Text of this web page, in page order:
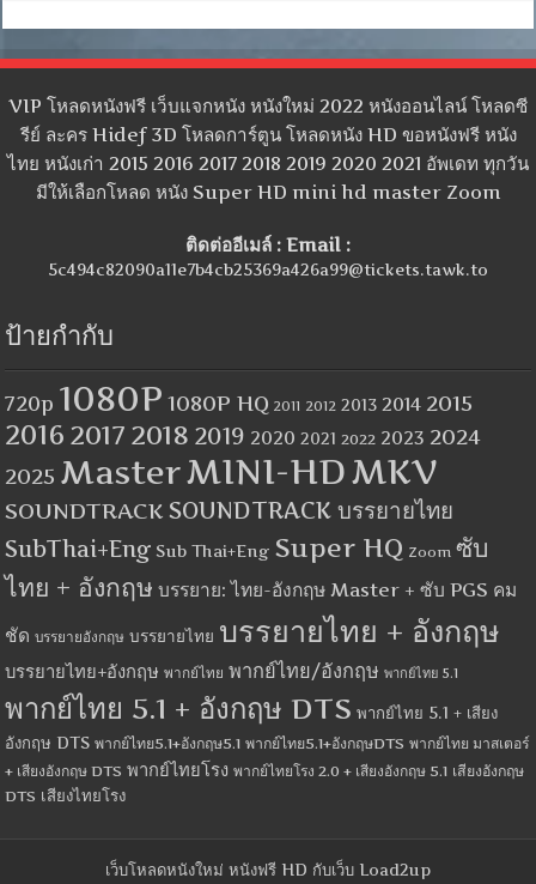
VIP โหลดหนังฟรี เว็บแจกหนัง หนังใหม่ 2022 หนังออนไลน์ โหลดซี
รีย์ ละคร Hidef 3D โหลดการ์ตูน โหลดหนัง HD ขอหนังฟรี หนัง
ไทย หนังเก่า 2015 2016 2017 2018 2019 2020 2021 อัพเดท ทุกวัน
มีให้เลือกโหลด หนัง Super HD mini hd master Zoom
ติดต่ออีเมล์ : Email :
5c494c82090a11e7b4cb25369a426a99@tickets.tawk.to
ป้ายกำกับ
720p 1080P 1080P HQ 2011 2012 2013 2014 2015
2016 2017 2018 2019 2020 2021 2022 2023 2024
2025 MasterMINI-HDMKV
SOUNDTRACK SOUNDTRACK บรรยายไทย
SubThai+Eng Sub Thai+Eng Super HQ Zoom ซับ
ไทย + อังกฤษ บรรยาย: ไทย-อังกฤษ Master + ซับ PGS คม
ชัด บรรยายอังกฤษ บรรยายไทย บรรยายไทย + อังกฤษ
บรรยายไทย+อังกฤษ พากย์ไทย พากย์ไทย/อังกฤษ พากย์ไทย 5.1
พากย์ไทย 5.1 + อังกฤษ DTS พากย์ไทย 5.1 + เสียง
อังกฤษ DTS พากย์ไทย5.1+อังกฤษ5.1 พากย์ไทย5.1+อังกฤษDTS พากย์ไทย มาสเตอร์
+ เสียงอังกฤษ DTS พากย์ไทยโรง พากย์ไทยโรง 2.0 + เสียงอังกฤษ 5.1 เสียงอังกฤษ
DTS เสียงไทยโรง
เว็บโหลดหนังใหม่ หนังฟรี HD กับเว็บ Load2up